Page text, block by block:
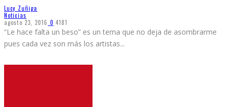
Lucy Zuñiga
Noticias
agosto 23, 2016 0 4181
“Le hace falta un beso” es un tema que no deja de asombrarme
pues cada vez son más los artistas...